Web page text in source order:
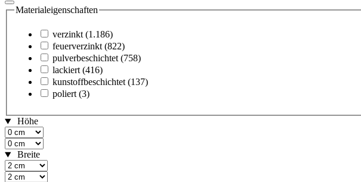
Materialeigenschaften
verzinkt (1.186)
feuerverzinkt (822)
pulverbeschichtet (758)
lackiert (416)
kunstoffbeschichtet (137)
poliert (3)
Höhe
Breite